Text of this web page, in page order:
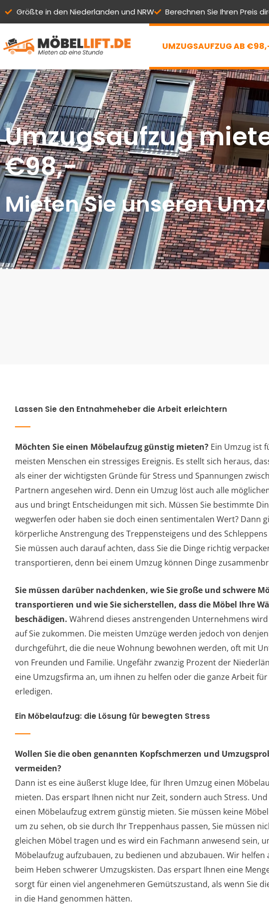
Größte in den Niederlanden und NRW Berechnen Sie Ihren Preis
UMZUGSAUFZUG AB
Umzugsaufzug
€98,-
Mieten Sie unseren
Lassen Sie den Entnahmeheber die Arbeit erleichtern
Möchten Sie einen Möbelaufzug günstig mieten? Ein Umzug ist
meisten Menschen ein stressiges Ereignis. Es stellt sich heraus,
als einer der wichtigsten Gründe für Stress und Spannungen
Partnern angesehen wird. Denn ein Umzug löst auch alle
aus und bringt Entscheidungen mit sich. Müssen Sie bestimmte
wegwerfen oder haben sie doch einen sentimentalen Wert? Dann
körperliche Anstrengung des Treppensteigens und des
Sie müssen auch darauf achten, dass Sie die Dinge richtig
transportieren, denn bei einem Umzug können Dinge
Sie müssen darüber nachdenken, wie Sie große und schwere
transportieren und wie Sie sicherstellen, dass die Möbel Ihre
beschädigen. Während dieses anstrengenden Unternehmens
auf Sie zukommen. Die meisten Umzüge werden jedoch von
durchgeführt, die die neue Wohnung bewohnen werden, oft mit
von Freunden und Familie. Ungefähr zwanzig Prozent der
eine Umzugsfirma an, um ihnen zu helfen oder die ganze Arbeit für
erledigen.
Ein Möbelaufzug: die Lösung für bewegten Stress
Wollen Sie die oben genannten Kopfschmerzen und
vermeiden?
Dann ist es eine äußerst kluge Idee, für Ihren Umzug einen
mieten. Das erspart Ihnen nicht nur Zeit, sondern auch Stress. Und
einen Möbelaufzug extrem günstig mieten. Sie müssen keine
um zu sehen, ob sie durch Ihr Treppenhaus passen, Sie müssen
gleichen Möbel tragen und es wird ein Fachmann anwesend sein,
Möbelaufzug aufzubauen, zu bedienen und abzubauen. Wir helfen
beim Heben schwerer Umzugskisten. Das erspart Ihnen eine
sorgt für einen viel angenehmeren Gemütszustand, als wenn Sie
in die Hand genommen hätten.